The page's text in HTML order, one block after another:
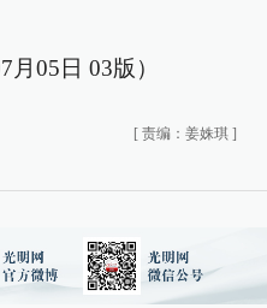
月05日 03版）
[ 责编：姜姝琪 ]